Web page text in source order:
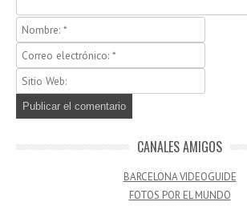
CANALES AMIGOS
BARCELONA VIDEOGUIDE
FOTOS POR EL MUNDO